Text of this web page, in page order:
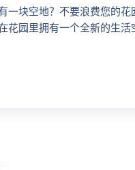
一块空地？不要浪费您的
花园里拥有一个全新的生